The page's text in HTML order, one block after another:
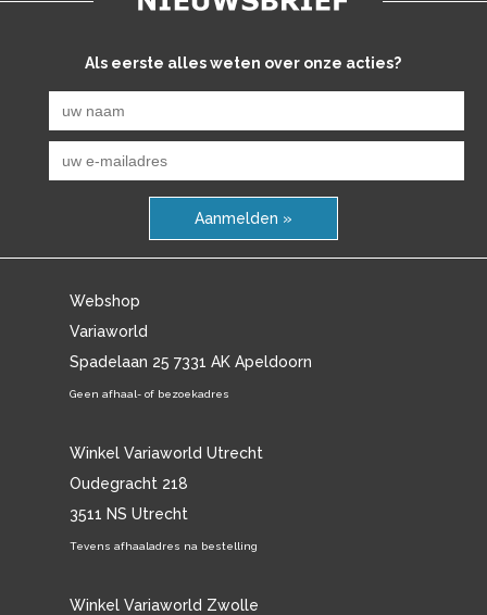
Als eerste alles weten over onze acties?
Aanmelden »
Webshop
Variaworld
Spadelaan 25 7331 AK Apeldoorn
Geen afhaal- of bezoekadres
Winkel Variaworld Utrecht
Oudegracht 218
3511 NS Utrecht
Tevens afhaaladres na bestelling
Winkel Variaworld Zwolle